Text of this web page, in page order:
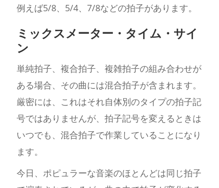
例えば5/8、5/4、7/8などの拍子があります。
ミックスメーター・タイム・サイ
ン
単純拍子、複合拍子、複雑拍子の組み合わせが
ある場合、その曲には混合拍子が含まれます。
厳密には、これはそれ自体別のタイプの拍子記
号ではありませんが、拍子記号を変えるときは
いつでも、混合拍子で作業していることになり
ます。
今日、ポピュラーな音楽のほとんどは同じ拍子